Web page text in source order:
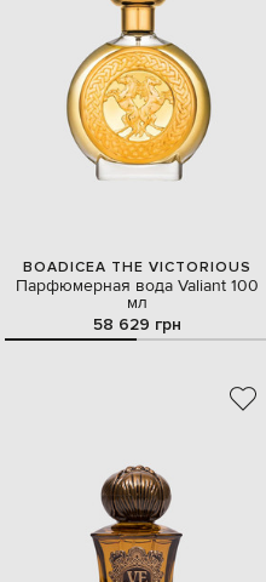
BOADICEA THE VICTORIOUS
Парфюмерная вода Valiant 100
мл
58 629 грн